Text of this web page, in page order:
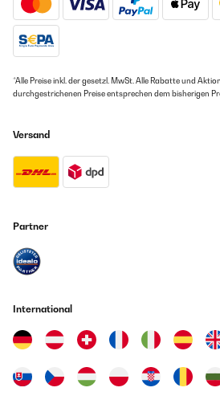
*Alle Preise inkl. der gesetzl. MwSt. Alle Rabatte und
durchgestrichenen Preise entsprechen dem bisherigen
Versand
Partner
International